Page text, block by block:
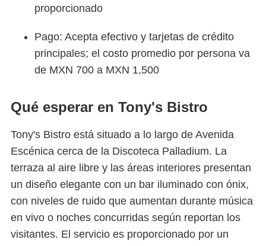
proporcionado
Pago: Acepta efectivo y tarjetas de crédito
principales; el costo promedio por persona va
de MXN 700 a MXN 1,500
Qué esperar en Tony's Bistro
Tony's Bistro está situado a lo largo de Avenida
Escénica cerca de la Discoteca Palladium. La
terraza al aire libre y las áreas interiores presentan
un diseño elegante con un bar iluminado con ónix,
con niveles de ruido que aumentan durante música
en vivo o noches concurridas según reportan los
visitantes. El servicio es proporcionado por un